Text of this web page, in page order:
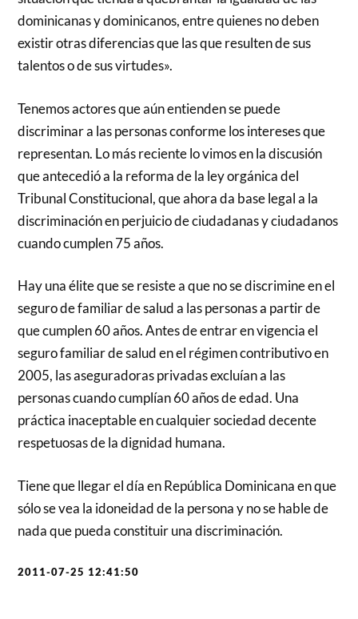
dominicanas y dominicanos, entre quienes no deben
existir otras diferencias que las que resulten de sus
talentos o de sus virtudes».
Tenemos actores que aún entienden se puede
discriminar a las personas conforme los intereses que
representan. Lo más reciente lo vimos en la discusión
que antecedió a la reforma de la ley orgánica del
Tribunal Constitucional, que ahora da base legal a la
discriminación en perjuicio de ciudadanas y ciudadanos
cuando cumplen 75 años.
Hay una élite que se resiste a que no se discrimine en el
seguro de familiar de salud a las personas a partir de
que cumplen 60 años. Antes de entrar en vigencia el
seguro familiar de salud en el régimen contributivo en
2005, las aseguradoras privadas excluían a las
personas cuando cumplían 60 años de edad. Una
práctica inaceptable en cualquier sociedad decente
respetuosas de la dignidad humana.
Tiene que llegar el día en República Dominicana en que
sólo se vea la idoneidad de la persona y no se hable de
nada que pueda constituir una discriminación.
2011-07-25 12:41:50